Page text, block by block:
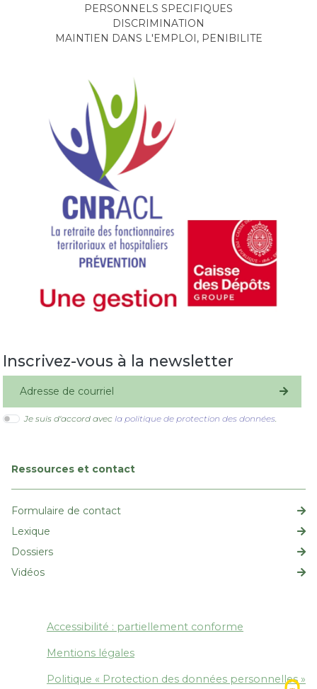
PERSONNELS SPECIFIQUES
DISCRIMINATION
MAINTIEN DANS L'EMPLOI, PENIBILITE
Inscrivez-vous à la newsletter
S'inscrire
Je suis d'accord avec la politique de protection des données
Ressources et contact
Formulaire de contact
Lexique
Dossiers
Vidéos
Espace droit de la prévention
Accessibilité : partiellement conforme
Mentions légales
Politique « Protection des données personnelles »